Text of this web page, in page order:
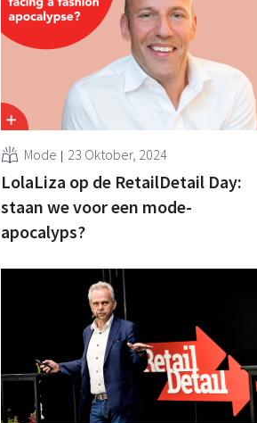
Mode 23 Oktober, 2024
LolaLiza op de RetailDetail Day:
staan we voor een mode-
apocalyps?